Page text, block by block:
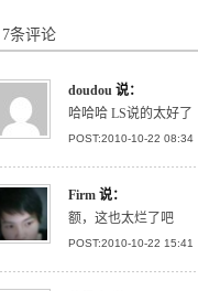
7条评论
doudou 说：
哈哈哈 LS说的太好了
POST:2010-10-22 08:34
Firm 说：
额，这也太烂了吧
POST:2010-10-22 15:41